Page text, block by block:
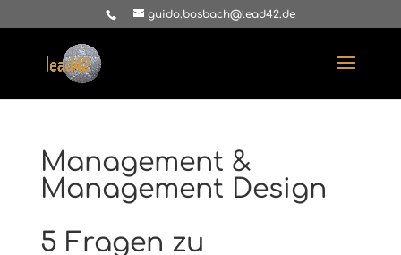
guido.bosbach@lead42.de
Management &
Management Design
5 Fragen zu